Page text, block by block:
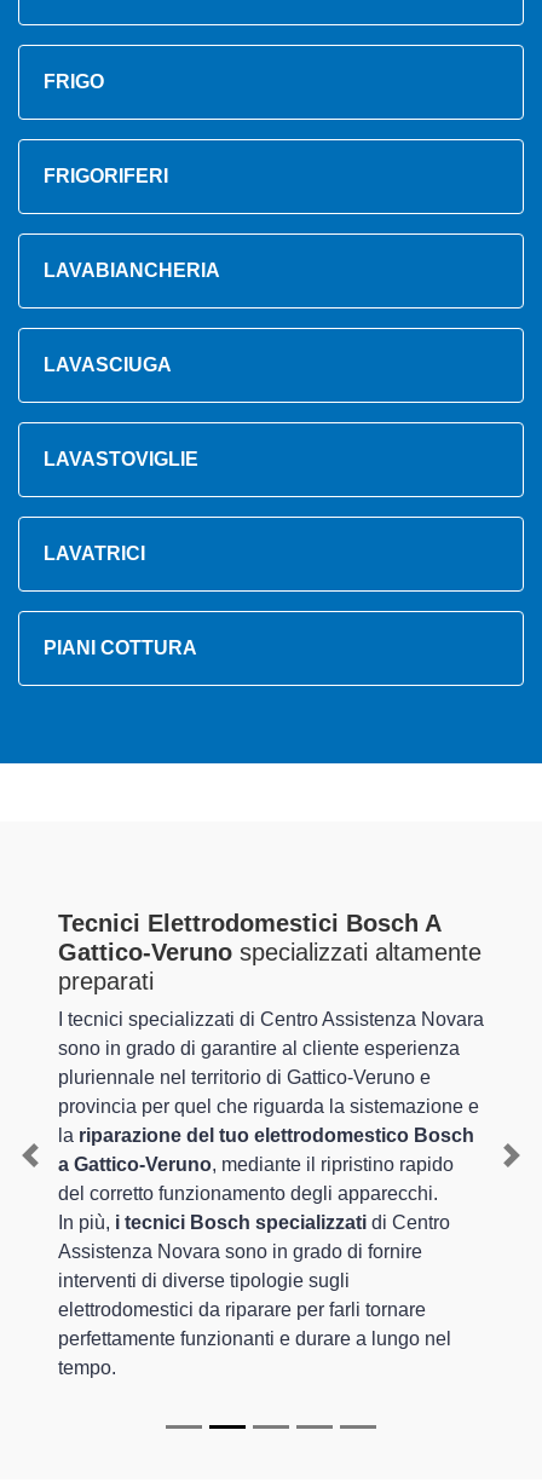
FRIGO
FRIGORIFERI
LAVABIANCHERIA
LAVASCIUGA
LAVASTOVIGLIE
LAVATRICI
PIANI COTTURA
Tecnici Elettrodomestici Bosch A
Gattico-Veruno specializzati altamente
preparati
I tecnici specializzati di Centro Assistenza Novara
sono in grado di garantire al cliente esperienza
pluriennale nel territorio di Gattico-Veruno e
provincia per quel che riguarda la sistemazione e
la riparazione del tuo elettrodomestico Bosch
a Gattico-Veruno, mediante il ripristino rapido
del corretto funzionamento degli apparecchi.
In più, i tecnici Bosch specializzati di Centro
Assistenza Novara sono in grado di fornire
interventi di diverse tipologie sugli
elettrodomestici da riparare per farli tornare
perfettamente funzionanti e durare a lungo nel
tempo.
Previous